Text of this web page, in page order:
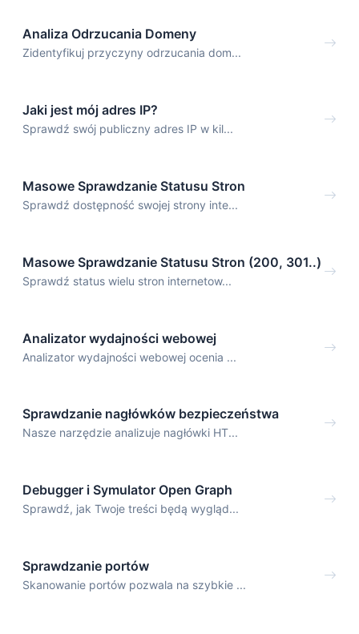
Analiza Odrzucania Domeny
Zidentyfikuj przyczyny odrzucania dom...
Jaki jest mój adres IP?
Sprawdź swój publiczny adres IP w kil...
Masowe Sprawdzanie Statusu Stron
Sprawdź dostępność swojej strony inte...
Masowe Sprawdzanie Statusu Stron (200, 301..)
Sprawdź status wielu stron internetow...
Analizator wydajności webowej
Analizator wydajności webowej ocenia ...
Sprawdzanie nagłówków bezpieczeństwa
Nasze narzędzie analizuje nagłówki HT...
Debugger i Symulator Open Graph
Sprawdź, jak Twoje treści będą wygląd...
Sprawdzanie portów
Skanowanie portów pozwala na szybkie ...